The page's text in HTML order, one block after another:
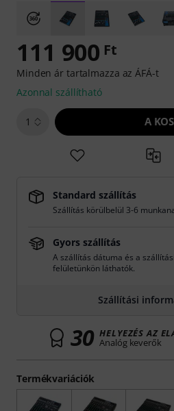
Termékvariációk
111 900 Ft
Minden ár tartalmazza az ÁFÁ-t
Azonnal szállítható
1 A
Standard szállítás
Szállítás körülbelül 3-6
Gyors szállítás
A szállítás dátuma és a
felületünkön láthatók.
Szállítási
30 HELYEZÉS AZ
Analóg keverők